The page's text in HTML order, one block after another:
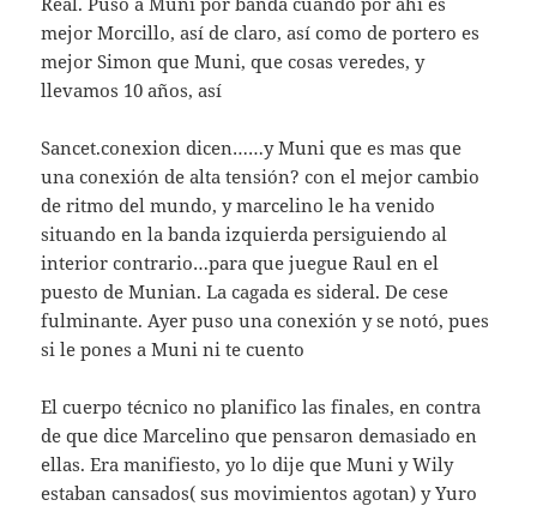
mejor Morcillo, así de claro, así como de portero es
mejor Simon que Muni, que cosas veredes, y
llevamos 10 años, así
Sancet.conexion dicen……y Muni que es mas que
una conexión de alta tensión? con el mejor cambio
de ritmo del mundo, y marcelino le ha venido
situando en la banda izquierda persiguiendo al
interior contrario…para que juegue Raul en el
puesto de Munian. La cagada es sideral. De cese
fulminante. Ayer puso una conexión y se notó, pues
si le pones a Muni ni te cuento
El cuerpo técnico no planifico las finales, en contra
de que dice Marcelino que pensaron demasiado en
ellas. Era manifiesto, yo lo dije que Muni y Wily
estaban cansados( sus movimientos agotan) y Yuro